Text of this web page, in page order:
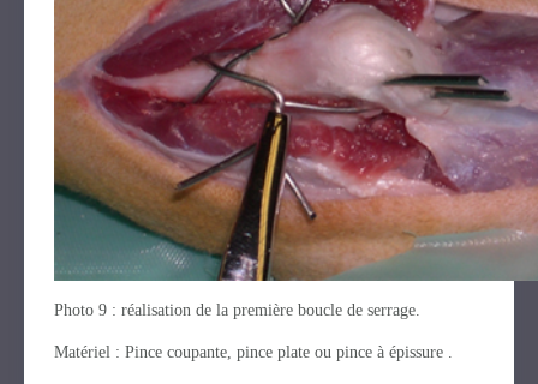
Photo 9 : réalisation de la première boucle de serrage.
Matériel : Pince coupante, pince plate ou pince à épissure .